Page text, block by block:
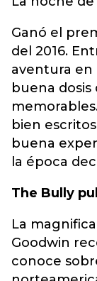
Ganó el
del 2016.
aventura
buena
bien
buena
la época
The Bully
La
Goodwin
conoce